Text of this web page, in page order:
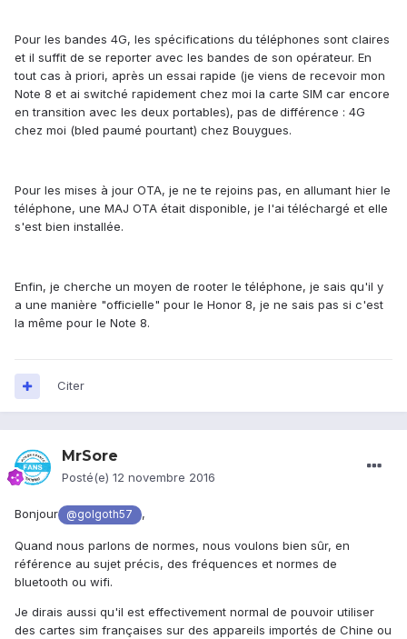
Ce dernier ne dispose pas de Google Play Store
(Cette application n'existe pas en Chine, Google
n'étant pas présent)
Toutes les bandes 4G françaises ne seront pas
présentes, et vous ne disposerez d'aucune garantie
donné que vous n'êtes pas sur le sol chinois.
Pour les bandes 4G, les spécifications du téléphones sont claires
et il suffit de se reporter avec les bandes de son opérateur. En
tout cas à priori, après un essai rapide (je viens de recevoir mon
Note 8 et ai switché rapidement chez moi la carte SIM car encore
en transition avec les deux portables), pas de différence : 4G
chez moi (bled paumé pourtant) chez Bouygues.
Pour les mises à jour OTA, je ne te rejoins pas, en allumant hier le
téléphone, une MAJ OTA était disponible, je l'ai téléchargé et elle
s'est bien installée.
Enfin, je cherche un moyen de rooter le téléphone, je sais qu'il y
a une manière "officielle" pour le Honor 8, je ne sais pas si c'est
la même pour le Note 8.
Citer
MrSore
Posté(e) 12 novembre 2016
Bonjour @golgoth57 ,
Quand nous parlons de normes, nous voulons bien sûr, en
référence au sujet précis, des fréquences et normes de
bluetooth ou wifi.
Je dirais aussi qu'il est effectivement normal de pouvoir utiliser
des cartes sim françaises sur des appareils importés de Chine ou